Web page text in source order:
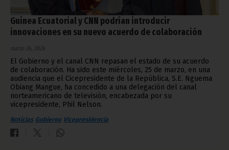
Guinea Ecuatorial y CNN podrían introducir
innovaciones en su nuevo acuerdo de colaboración
marzo 26, 2026
El Gobierno y el canal CNN repasan el estado de su acuerdo
de colaboración. Ha sido este miércoles, 25 de marzo, en una
audiencia que el Cicepresidente de la República, S.E. Nguema
Obiang Mangue, ha concedido a una delegación del canal
norteamericano de televisión, encabezada por su
vicepresidente, Phil Nelson.
Noticias Gobierno Vicepresidencia